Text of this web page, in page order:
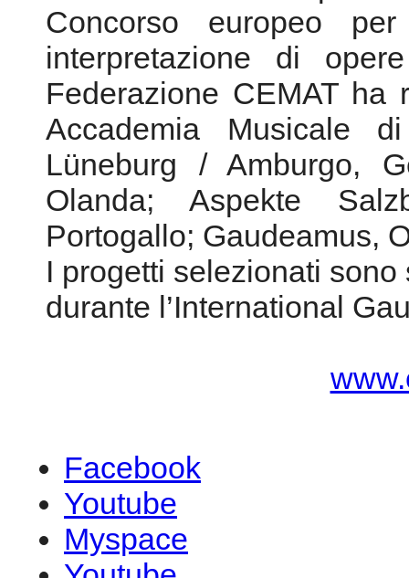
Concorso europeo
interpretazione di
Federazione CEMAT ha
Accademia Musicale
Lüneburg / Amburgo,
Olanda; Aspekte
Portogallo; Gaudeamus,
I progetti selezionati
durante l’International
Facebook
Youtube
Myspace